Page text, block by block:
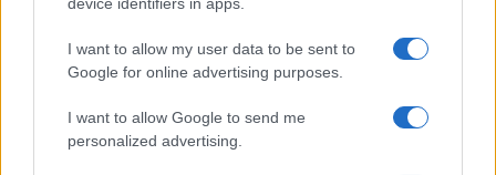
I want to allow my user data to be sent to
Google for online advertising purposes.
I want to allow Google to send me
personalized advertising.
bele kellene mennem annak kifejtésébe, hány
helyen hazug ez a párhuzam, talán csak
annyit tennék hozzá, hogy